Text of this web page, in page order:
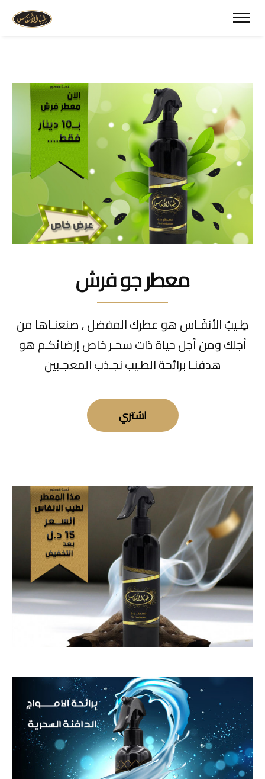
معطر جو فرش
طِـيبُ الأنفَـاس هو عطرك المفضل , صنعنـاها من
أجلك ومن أجل حياة ذات سحـر خاص إرضائكـم هو
هدفنـا برائحة الطـيب نجـذب المعجـبين
اشتري